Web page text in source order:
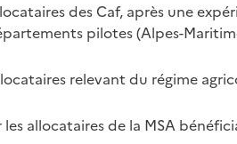
des Caf, après une
pilotes (Alpes-
relevant du régime
allocataires de la MSA